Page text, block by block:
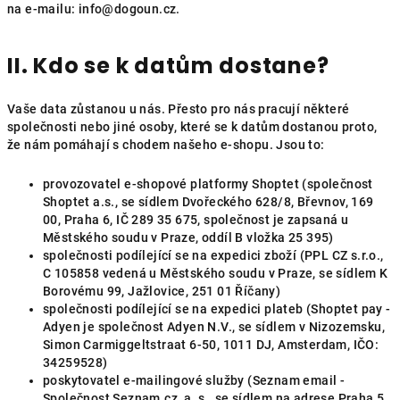
na e-mailu: info@dogoun.cz.
II. Kdo se k datům dostane?
Vaše data zůstanou u nás. Přesto pro nás pracují některé
společnosti nebo jiné osoby, které se k datům dostanou proto,
že nám pomáhají s chodem našeho e-shopu. Jsou to:
provozovatel e-shopové platformy Shoptet (společnost
Shoptet a.s., se sídlem Dvořeckého 628/8, Břevnov, 169
00, Praha 6, IČ 289 35 675, společnost je zapsaná u
Městského soudu v Praze, oddíl B vložka 25 395)
společnosti podílející se na expedici zboží (PPL CZ s.r.o.,
C 105858 vedená u Městského soudu v Praze, se sídlem K
Borovému 99, Jažlovice, 251 01 Říčany)
společnosti podílející se na expedici plateb (Shoptet pay -
Adyen je společnost Adyen N.V., se sídlem v Nizozemsku,
Simon Carmiggeltstraat 6-50, 1011 DJ, Amsterdam, IČO:
34259528)
poskytovatel e-mailingové služby (Seznam email -